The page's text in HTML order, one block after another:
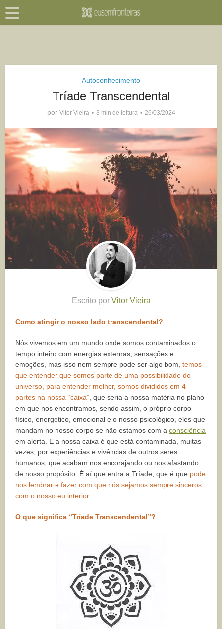
Autoconhecimento
Tríade Transcendental
por Vitor Vieira 3 min de leitura 26/03/2024
Escrito por Vitor Vieira
Como atingir o nosso lado transcendental?
Nós vivemos em um mundo onde somos contaminados o
tempo inteiro com energias externas, sensações e
emoções, mas isso nem sempre pode ser algo bom,temos
que entender que somos parte de uma possibilidade do
universo, para entender melhor, somos divididos em 4
partes na nossa “caixa” , que seria a nossa matéria no plano
em que nos encontramos, sendo assim, o próprio corpo
físico, energético, emocional e o nosso psicológico, eles que
mandam no nosso corpo se não estamos com aconsciência
em alerta. E a nossa caixa é que está contaminada, muitas
vezes, por experiências e vivências de outros seres
humanos, que acabam nos encorajando ou nos afastando
de nosso propósito. É aí que entra a Tríade, que é que pode
nos lembrar e fazer com que nós sejamos sempre sinceros
com o nosso eu interior.
O que significa “Tríade Transcendental”?